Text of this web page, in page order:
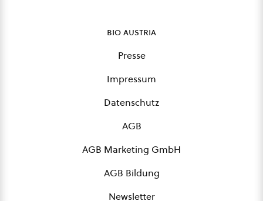
bio austria
Presse
Impressum
Datenschutz
AGB
AGB Marketing GmbH
AGB Bildung
Newsletter